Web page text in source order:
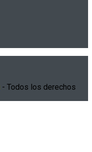
- Todos los derechos